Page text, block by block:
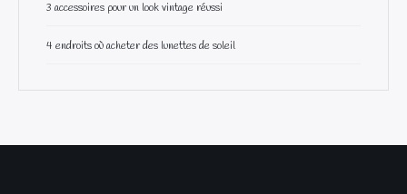
3 accessoires pour un look vintage réussi
4 endroits où acheter des lunettes de soleil